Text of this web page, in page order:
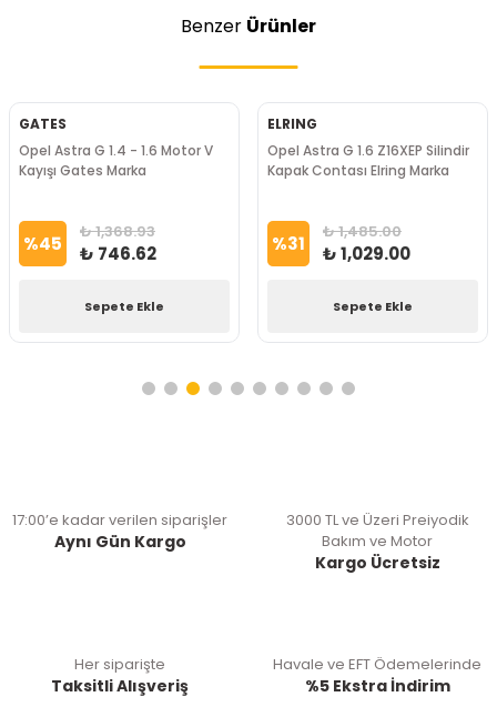
Benzer Ürünler
GATES
Opel Astra G 1.4 - 1.6 Motor V
Kayışı Gates Marka
%45 ₺ 1,368.93
₺ 746.62
Sepete Ekle
ELRING
Opel Astra G 1.6 Z16XEP Silindir
Kapak Contası Elring Marka
%31 ₺ 1,485.00
₺ 1,029.00
Sepete Ekle
17:00’e kadar verilen siparişler
Aynı Gün Kargo
3000 TL ve Üzeri Preiyodik
Bakım ve Motor
Kargo Ücretsiz
Her siparişte
Taksitli Alışveriş
Havale ve EFT Ödemelerinde
%5 Ekstra İndirim